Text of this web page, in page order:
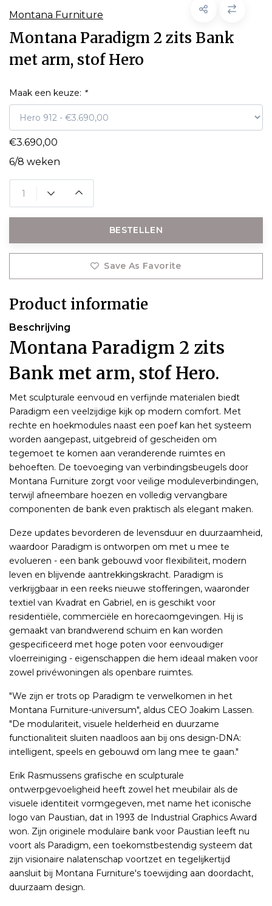
Montana Furniture
Montana Paradigm 2 zits Bank
met arm, stof Hero
Maak een keuze: *
€3.690,00
6/8 weken
BESTELLEN
Save As Favorite
Product informatie
Beschrijving
Montana Paradigm 2 zits
Bank met arm, stof Hero.
Met sculpturale eenvoud en verfijnde materialen biedt
Paradigm een veelzijdige kijk op modern comfort. Met
rechte en hoekmodules naast een poef kan het systeem
worden aangepast, uitgebreid of gescheiden om
tegemoet te komen aan veranderende ruimtes en
behoeften. De toevoeging van verbindingsbeugels door
Montana Furniture zorgt voor veilige moduleverbindingen,
terwijl afneembare hoezen en volledig vervangbare
componenten de bank even praktisch als elegant maken.
Deze updates bevorderen de levensduur en duurzaamheid,
waardoor Paradigm is ontworpen om met u mee te
evolueren - een bank gebouwd voor flexibiliteit, modern
leven en blijvende aantrekkingskracht. Paradigm is
verkrijgbaar in een reeks nieuwe stofferingen, waaronder
textiel van Kvadrat en Gabriel, en is geschikt voor
residentiële, commerciële en horecaomgevingen. Hij is
gemaakt van brandwerend schuim en kan worden
gespecificeerd met hoge poten voor eenvoudiger
vloerreiniging - eigenschappen die hem ideaal maken voor
zowel privéwoningen als openbare ruimtes.
"We zijn er trots op Paradigm te verwelkomen in het
Montana Furniture-universum", aldus CEO Joakim Lassen.
"De modulariteit, visuele helderheid en duurzame
functionaliteit sluiten naadloos aan bij ons design-DNA:
intelligent, speels en gebouwd om lang mee te gaan."
Erik Rasmussens grafische en sculpturale
ontwerpgevoeligheid heeft zowel het meubilair als de
visuele identiteit vormgegeven, met name het iconische
logo van Paustian, dat in 1993 de Industrial Graphics Award
won. Zijn originele modulaire bank voor Paustian leeft nu
voort als Paradigm, een toekomstbestendig systeem dat
zijn visionaire nalatenschap voortzet en tegelijkertijd
aansluit bij Montana Furniture's toewijding aan doordacht,
duurzaam design.